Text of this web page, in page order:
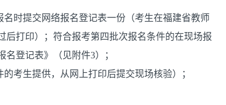
时提交网络报名登记表一份（考生在福建省教师
打印）；符合报考第四批次报名条件的在现场报
登记表》（见附件3）；
考生提供，从网上打印后提交现场核验）；